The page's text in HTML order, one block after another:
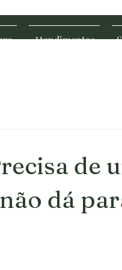
Atendimentos
de
dá